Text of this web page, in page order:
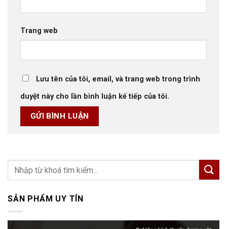
Trang web
Lưu tên của tôi, email, và trang web trong trình
duyệt này cho lần bình luận kế tiếp của tôi.
SẢN PHẨM UY TÍN